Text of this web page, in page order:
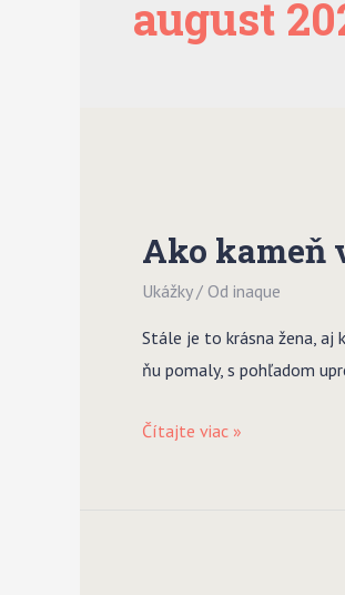
august
Ako kameň
Ukážky/ Od inaque
Stále je to krásna žena, aj
ňu pomaly, s pohľadom
Ako
Čítajte viac »